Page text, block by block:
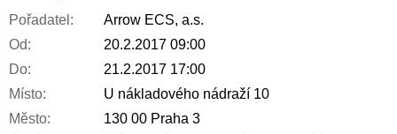
Pořadatel:
Arrow ECS, a.s.
Od:
20.2.2017 09:00
Do:
21.2.2017 17:00
Místo:
U nákladového nádraží 10
Město:
130 00 Praha 3